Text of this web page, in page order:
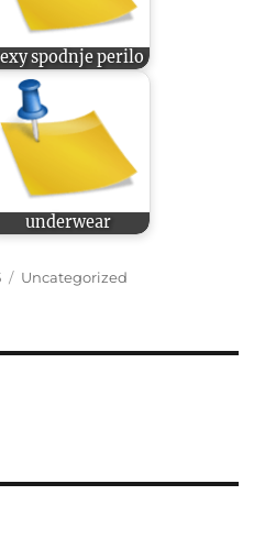
spodnje perilo
underwear
Categories
Uncategorized